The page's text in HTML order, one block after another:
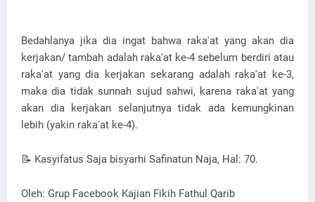
Bedahlanya jika dia ingat bahwa raka'at yang akan dia
kerjakan/ tambah adalah raka'at ke-4 sebelum berdiri atau
raka'at yang dia kerjakan sekarang adalah raka'at ke-3,
maka dia tidak sunnah sujud sahwi, karena raka'at yang
akan dia kerjakan selanjutnya tidak ada kemungkinan
lebih (yakin raka'at ke-4).
📝 Kasyifatus Saja bisyarhi Safinatun Naja, Hal: 70.
Oleh: Grup Facebook Kajian Fikih Fathul Qarib